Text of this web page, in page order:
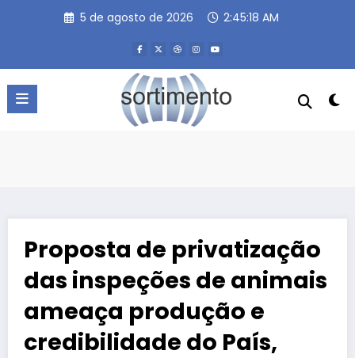
5 de agosto de 2026 2:45:18 AM
Proposta de privatização
das inspeções de animais
ameaça produção e
credibilidade do País,